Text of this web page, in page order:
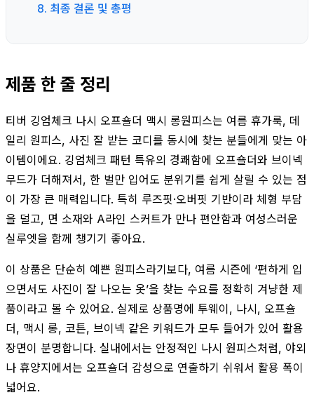
8. 최종 결론 및 총평
제품 한 줄 정리
티버 깅엄체크 나시 오프숄더 맥시 롱원피스는 여름 휴가룩, 데
일리 원피스, 사진 잘 받는 코디를 동시에 찾는 분들에게 맞는 아
이템이에요. 깅엄체크 패턴 특유의 경쾌함에 오프숄더와 브이넥
무드가 더해져서, 한 벌만 입어도 분위기를 쉽게 살릴 수 있는 점
이 가장 큰 매력입니다. 특히 루즈핏·오버핏 기반이라 체형 부담
을 덜고, 면 소재와 A라인 스커트가 만나 편안함과 여성스러운
실루엣을 함께 챙기기 좋아요.
이 상품은 단순히 예쁜 원피스라기보다, 여름 시즌에 ‘편하게 입
으면서도 사진이 잘 나오는 옷’을 찾는 수요를 정확히 겨냥한 제
품이라고 볼 수 있어요. 실제로 상품명에 투웨이, 나시, 오프숄
더, 맥시 롱, 코튼, 브이넥 같은 키워드가 모두 들어가 있어 활용
장면이 분명합니다. 실내에서는 안정적인 나시 원피스처럼, 야외
나 휴양지에서는 오프숄더 감성으로 연출하기 쉬워서 활용 폭이
넓어요.